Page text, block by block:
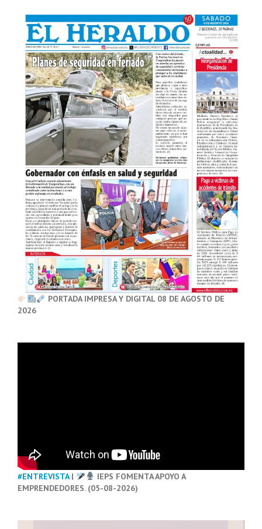
PORTADA IMPRESA Y DIGITAL 08 DE AGOSTO DE
2026
#ENTREVISTA|
IEPS FOMENTA APOYO A
EMPRENDEDORES. (05-08-2026)